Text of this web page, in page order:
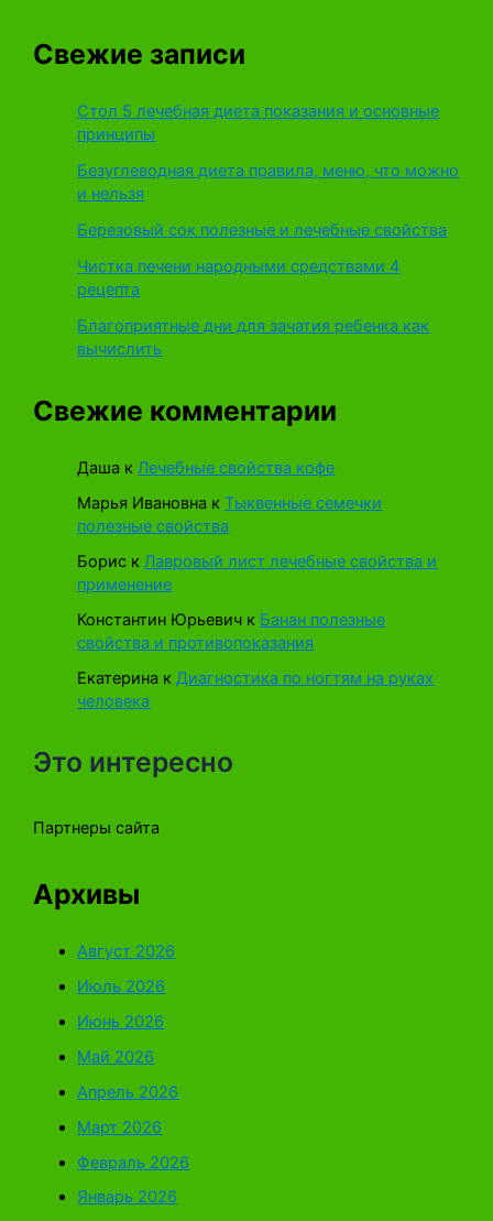
Свежие записи
Стол 5 лечебная диета показания и основные
принципы
Безуглеводная диета правила, меню, что можно
и нельзя
Березовый сок полезные и лечебные свойства
Чистка печени народными средствами 4
рецепта
Благоприятные дни для зачатия ребенка как
вычислить
Свежие комментарии
Даша кЛечебные свойства кофе
Марья Ивановна кТыквенные семечки
полезные свойства
Борис кЛавровый лист лечебные свойства и
применение
Константин Юрьевич к Банан полезные
свойства и противопоказания
Екатерина кДиагностика по ногтям на руках
человека
Это интересно
Партнеры сайта
Архивы
Август 2026
Июль 2026
Июнь 2026
Май 2026
Апрель 2026
Март 2026
Февраль 2026
Январь 2026